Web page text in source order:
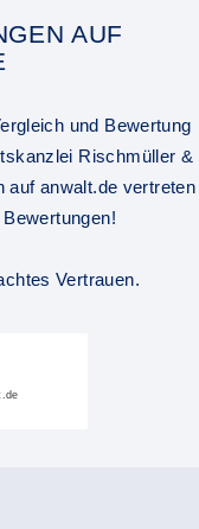
AUF
und Bewertung
Rischmüller &
auf anwalt.de vertreten
Vertrauen.